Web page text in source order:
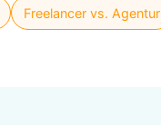
Freelancer vs. Agentur